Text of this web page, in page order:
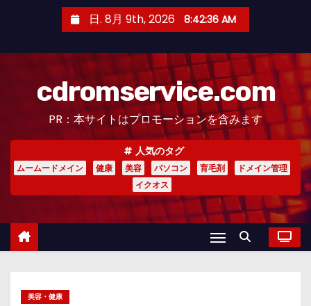
日. 8月 9th, 2026 8:42:37 AM
cdromservice.com
PR：本サイトはプロモーションを含みます
人気のタグ
ムームードメイン 健康 美容 パソコン 育毛剤
ドメイン管理
イクオス
美容・健康